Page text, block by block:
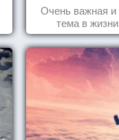
Очень важная и
тема в